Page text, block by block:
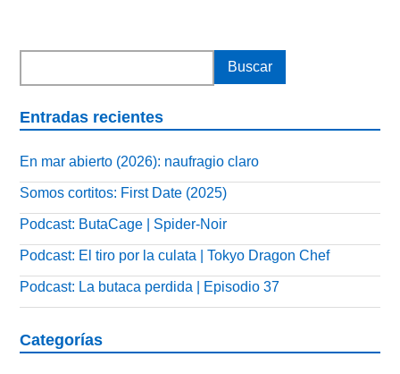
Entradas recientes
En mar abierto (2026): naufragio claro
Somos cortitos: First Date (2025)
Podcast: ButaCage | Spider-Noir
Podcast: El tiro por la culata | Tokyo Dragon Chef
Podcast: La butaca perdida | Episodio 37
Categorías